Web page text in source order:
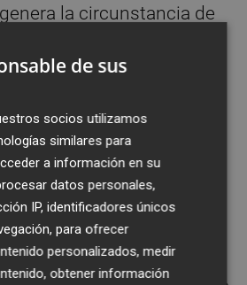
la circunstancia de
rincón del país sea
del Estado en el que se
lugareña en la que no
electoral, unas
celebran en noviembre,
condicionadas por los
en el resto de países.
tiene eco también
y políticos de
en la heterogeneidad
de sus
socios utilizamos
similares para
a información en su
datos personales,
IP, identificadores únicos
para ofrecer
personalizados, medir
obtener información